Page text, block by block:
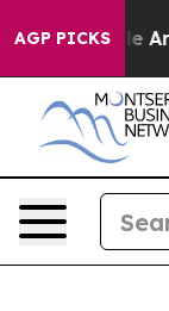
AGP PICKS
“People Are